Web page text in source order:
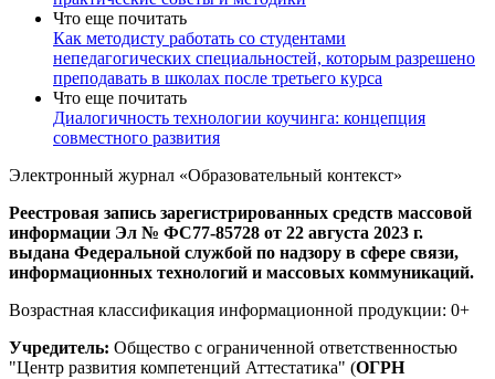
Что еще почитать
Как методисту работать со студентами
непедагогических специальностей, которым разрешено
преподавать в школах после третьего курса
Что еще почитать
Диалогичность технологии коучинга: концепция
совместного развития
Электронный журнал «Образовательный контекст»
Реестровая запись зарегистрированных средств массовой
информации Эл № ФС77-85728 от 22 августа 2023 г.
выдана Федеральной службой по надзору в сфере связи,
информационных технологий и массовых коммуникаций.
Возрастная классификация информационной продукции: 0+
Учредитель: Общество с ограниченной ответственностью
"Центр развития компетенций Аттестатика" (ОГРН